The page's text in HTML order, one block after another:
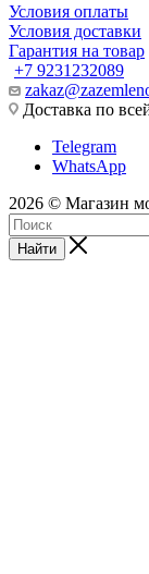
Условия оплаты
Условия доставки
Гарантия на товар
+7 9231232089
Доставка по
Telegram
WhatsApp
2026 © Магазин
Найти